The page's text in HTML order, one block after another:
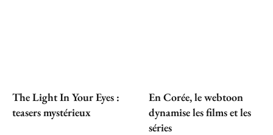
The Light In Your Eyes :
teasers mystérieux
En Corée, le webtoon
dynamise les films et les
séries